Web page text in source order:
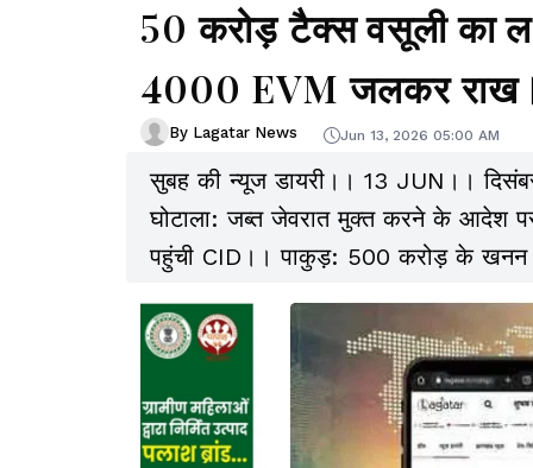
50 करोड़ टैक्स वसूली का
4000 EVM जलकर
By Lagatar News Jun 13, 2026 05:00 AM
सुबह की न्यूज डायरी।। 13 JUN।।
घोटाला: जब्त जेवरात मुक्त करने के आदेश
पहुंची CID।। पाकुड़: 500 करोड़ के खनन